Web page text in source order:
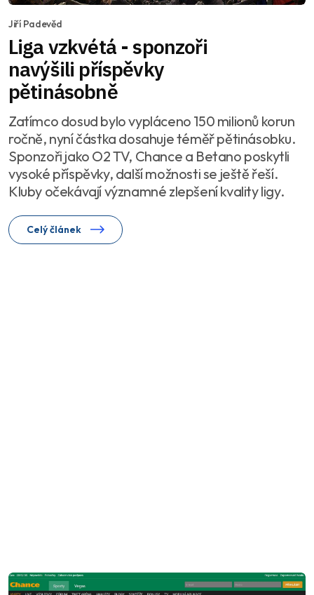
Jiří Padevěd
Liga vzkvétá - sponzoři
navýšili příspěvky
pětinásobně
Zatímco dosud bylo vypláceno 150 milionů korun
ročně, nyní částka dosahuje téměř pětinásobku.
Sponzoři jako O2 TV, Chance a Betano poskytli
vysoké příspěvky, další možnosti se ještě řeší.
Kluby očekávají významné zlepšení kvality ligy.
Celý článek